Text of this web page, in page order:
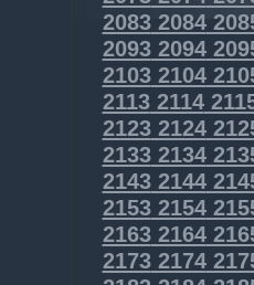
20832084
20932094
21032104
21132114
21232124
21332134
21432144
21532154
21632164
21732174